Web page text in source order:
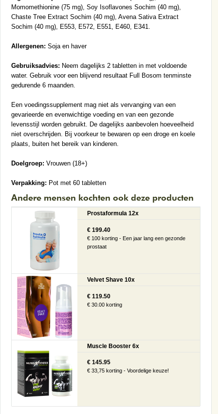
Momomethionine (75 mg), Soy Isoflavones Sochim (40 mg),
Chaste Tree Extract Sochim (40 mg), Avena Sativa Extract
Sochim (40 mg), E553, E572, E551, E460, E341.
Allergenen: Soja en haver
Gebruiksadvies: Neem dagelijks 2 tabletten in met voldoende
water. Gebruik voor een blijvend resultaat Full Bosom tenminste
gedurende 6 maanden.
Een voedingssupplement mag niet als vervanging van een
gevarieerde en evenwichtige voeding en van een gezonde
levensstijl worden gebruikt. De dagelijks aanbevolen hoeveelheid
niet overschrijden. Bij voorkeur te bewaren op een droge en koele
plaats, buiten het bereik van kinderen.
Doelgroep: Vrouwen (18+)
Verpakking: Pot met 60 tabletten
Andere mensen kochten ook deze producten
Prostaformula 12x
€ 199.40
€ 100 korting - Een jaar lang een gezonde
prostaat
Velvet Shave 10x
€ 119.50
€ 30.00 korting
Muscle Booster 6x
€ 145.95
€ 33,75 korting - Voordelige keuze!